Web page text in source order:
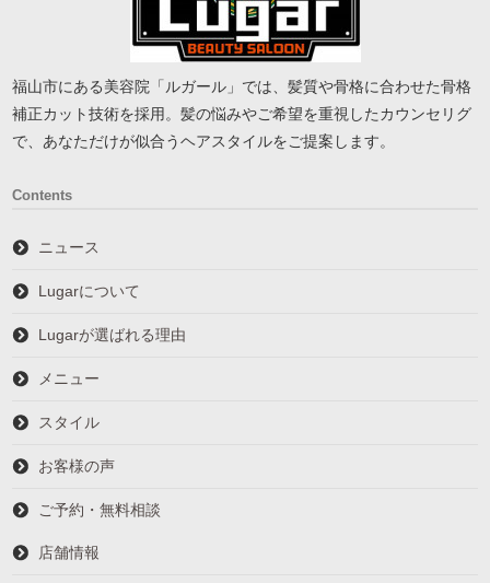
福山市にある美容院「ルガール」では、髪質や骨格に合わせた骨格
補正カット技術を採用。髪の悩みやご希望を重視したカウンセリグ
で、あなただけが似合うヘアスタイルをご提案します。
Contents
ニュース
Lugarについて
Lugarが選ばれる理由
メニュー
スタイル
お客様の声
ご予約・無料相談
店舗情報